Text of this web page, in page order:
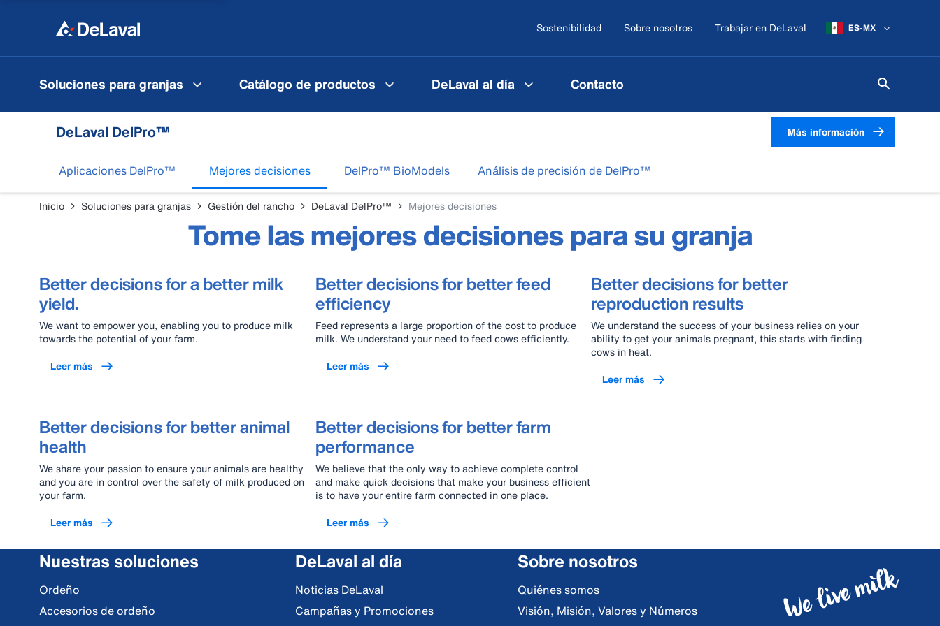
Sostenibilidad Sobre nosotros Trabajar en DeLaval ES-MX
Soluciones para granjas Catálogo de productos DeLaval al día Contacto
DeLaval DelPro™ Más información
Aplicaciones DelPro™ Mejores decisiones DelPro™ BioModels Análisis de precisión de DelPro™
Inicio Soluciones para granjas Gestión del rancho DeLaval DelPro™ Mejores decisiones
Tome las mejores decisiones para su granja
Better decisions for a better milk
yield.
We want to empower you, enabling you to produce milk
towards the potential of your farm.
Leer más
Better decisions for better feed
efficiency
Feed represents a large proportion of the cost to produce
milk. We understand your need to feed cows efficiently.
Leer más
Better decisions for better
reproduction results
We understand the success of your business relies on your
ability to get your animals pregnant, this starts with finding
cows in heat.
Leer más
Better decisions for better animal
health
We share your passion to ensure your animals are healthy
and you are in control over the safety of milk produced on
your farm.
Leer más
Better decisions for better farm
performance
We believe that the only way to achieve complete control
and make quick decisions that make your business efficient
is to have your entire farm connected in one place.
Leer más
Nuestras soluciones
Ordeño
Accesorios de ordeño
DeLaval al día
Noticias DeLaval
Campañas y Promociones
Sobre nosotros
Quiénes somos
Visión, Misión, Valores y Números